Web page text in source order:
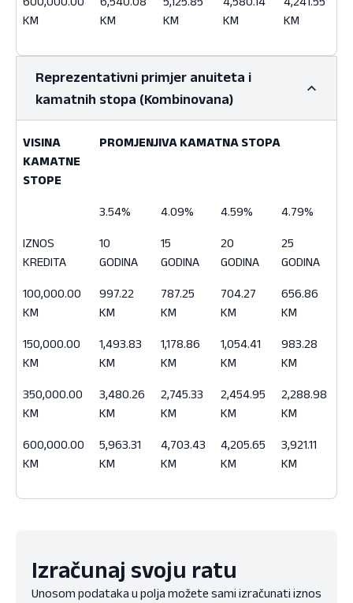
KM
KM
KM
KM
KM
Reprezentativni primjer anuiteta i
kamatnih stopa (Kombinovana)
VISINA
KAMATNE
STOPE
PROMJENJIVA KAMATNA STOPA
STOPE
PROMJENJIVA KAMATNA STOPA
3.54% 4.09% 4.59% 4.79%
IZNOS
KREDITA
10
GODINA
15
GODINA
20
GODINA
25
GODINA
100,000.00
KM
997.22
KM
787.25
KM
704.27
KM
656.86
KM
150,000.00
KM
1,493.83
KM
1,178.86
KM
1,054.41
KM
983.28
KM
350,000.00
KM
3,480.26
KM
2,745.33
KM
2,454.95
KM
2,288.98
KM
600,000.00
KM
5,963.31
KM
4,703.43
KM
4,205.65
KM
3,921.11
KM
Izračunaj svoju ratu
Unosom podataka u polja možete sami izračunati iznos